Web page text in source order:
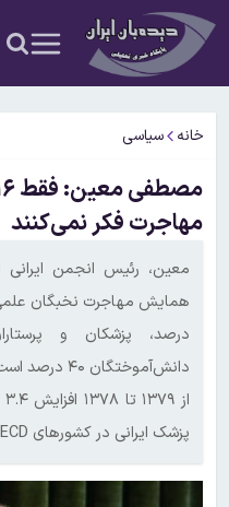
خانه سیاسی
مهاجرت فکر نمی‌کنند
معین، رئیس انجمن
پزشک ایرانی در کشورهای OECD خدمت می کنند.